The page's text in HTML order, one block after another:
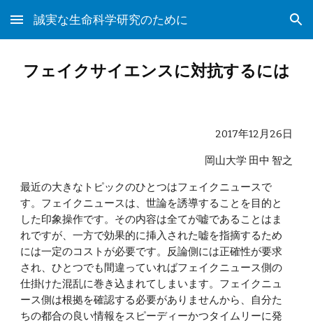
Skip to main content Skip to navigation
誠実な生命科学研究のために
フェイクサイエンスに対抗するには
2017年12月26日
岡山大学 田中 智之
最近の大きなトピックのひとつはフェイクニュースで
す。フェイクニュースは、世論を誘導することを目的と
した印象操作です。その内容は全てが嘘であることはま
れですが、一方で効果的に挿入された嘘を指摘するため
には一定のコストが必要です。反論側には正確性が要求
され、ひとつでも間違っていればフェイクニュース側の
仕掛けた混乱に巻き込まれてしまいます。フェイクニュ
ース側は根拠を確認する必要がありませんから、自分た
ちの都合の良い情報をスピーディーかつタイムリーに発